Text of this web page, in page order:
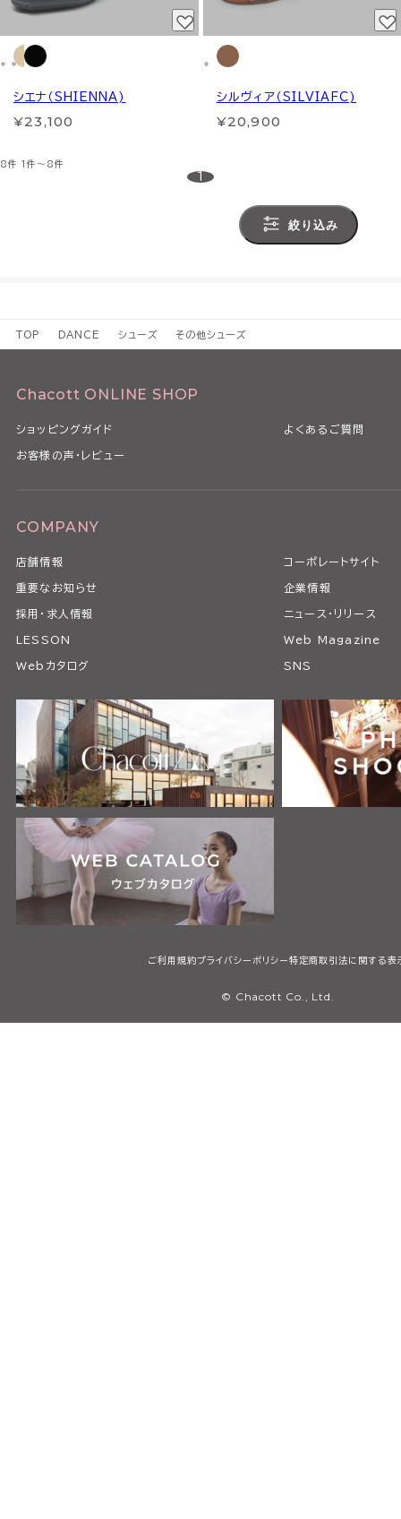
シエナ（SHIENNA)
¥23,100
シルヴィア（SILVIAFC)
¥20,900
8件 1件～8件
1
絞り込み
TOP DANCE シューズ その他シューズ
Chacott ONLINE SHOP
ショッピングガイド よくあるご質問
お客様の声・レビュー
COMPANY
店舗情報 コーポレートサイト
重要なお知らせ 企業情報
採用・求人情報 ニュース・リリース
LESSON Web Magazine
Webカタログ SNS
ご利用規約プライバシーポリシー特定商取引法に関する表
© Chacott Co., Ltd.